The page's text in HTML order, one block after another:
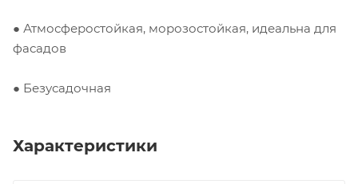
● Атмосферостойкая, морозостойкая, идеальна для
фасадов
● Безусадочная
Характеристики